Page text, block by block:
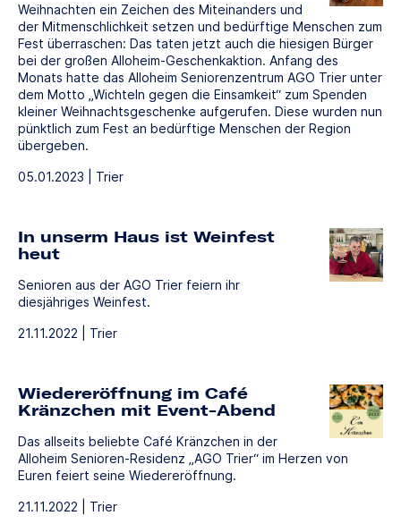
Weihnachten ein Zeichen des Miteinanders und
der Mitmenschlichkeit setzen und bedürftige Menschen zum
Fest überraschen: Das taten jetzt auch die hiesigen Bürger
bei der großen Alloheim-Geschenkaktion. Anfang des
Monats hatte das Alloheim Seniorenzentrum AGO Trier unter
dem Motto „Wichteln gegen die Einsamkeit“ zum Spenden
kleiner Weihnachtsgeschenke aufgerufen. Diese wurden nun
pünktlich zum Fest an bedürftige Menschen der Region
übergeben.
05.01.2023 | Trier
In unserm Haus ist Weinfest
heut
Senioren aus der AGO Trier feiern ihr
diesjähriges Weinfest.
21.11.2022 | Trier
Wiedereröffnung im Café
Kränzchen mit Event-Abend
Das allseits beliebte Café Kränzchen in der
Alloheim Senioren-Residenz „AGO Trier“ im Herzen von
Euren feiert seine Wiedereröffnung.
21.11.2022 | Trier